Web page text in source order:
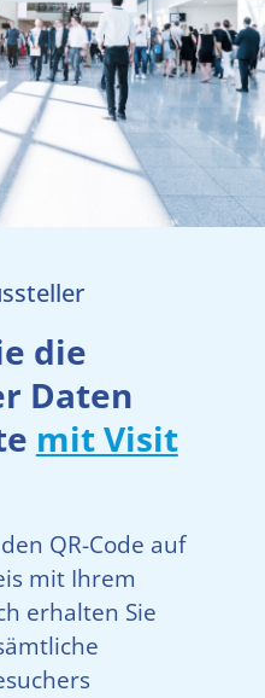
die
Daten
mit Visit
QR-Code auf
mit Ihrem
erhalten Sie